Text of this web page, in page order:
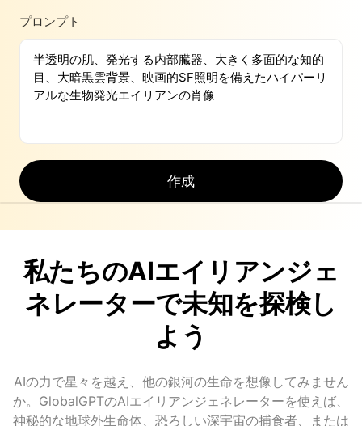
プロンプト
作成
私たちのAIエイリアンジェ
ネレーターで未知を探検し
よう
AIの力で星々を越え、他の銀河の生命を想像してみません
か。GlobalGPTのAIエイリアンジェネレーターを使えば、
神秘的な地球外生命体、恐ろしい深宇宙の捕食者、または